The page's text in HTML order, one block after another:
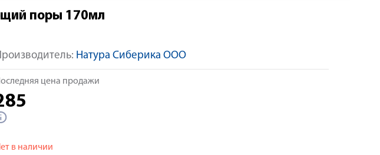
поры 170мл
Натура Сиберика ООО
Последняя цена продажи
в наличии